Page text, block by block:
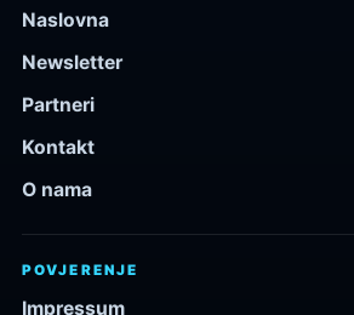
Naslovna
Newsletter
Partneri
Kontakt
O nama
POVJERENJE
Impressum